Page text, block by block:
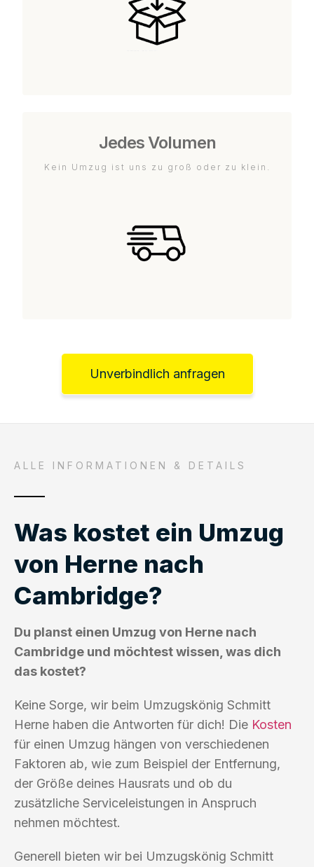
Jedes Volumen
Kein Umzug ist uns zu groß oder zu klein.
Unverbindlich anfragen
ALLE INFORMATIONEN & DETAILS
Was kostet ein Umzug
von Herne nach
Cambridge?
Du planst einen Umzug von Herne nach
Cambridge und möchtest wissen, was dich
das kostet?
Keine Sorge, wir beim Umzugskönig Schmitt
Herne haben die Antworten für dich! Die Kosten
für einen Umzug hängen von verschiedenen
Faktoren ab, wie zum Beispiel der Entfernung,
der Größe deines Hausrats und ob du
zusätzliche Serviceleistungen in Anspruch
nehmen möchtest.
Generell bieten wir bei Umzugskönig Schmitt